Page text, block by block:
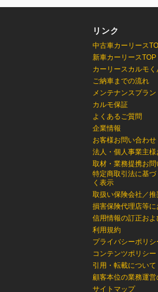
リンク
中古車カーリース
新車カーリースTOP
カーリースカルモく
ご納車までの流れ
メンテナンスプラン
カルモ保証
よくあるご質問
企業情報
お客様お問い合わせ
法人・個人事業主
取材・業務提携お問
特定商取引法に基
く表示
取扱い保険会社／
損害保険代理店等
信用情報の訂正お
利用規約
プライバシーポリシ
コンテンツポリシー
引用・転載について
顧客本位の業務運営
サイトマップ